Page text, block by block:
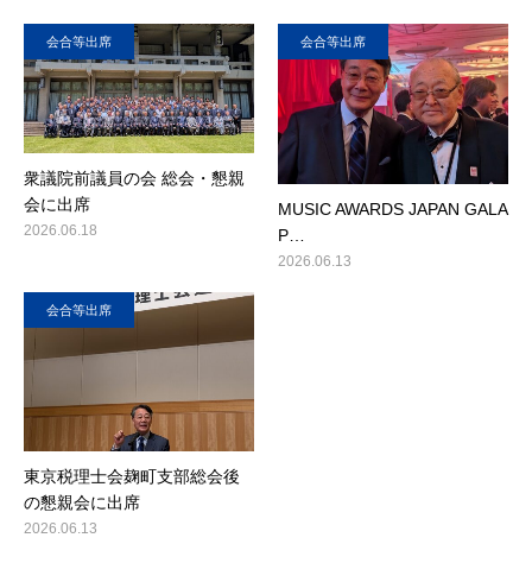
会合等出席
衆議院前議員の会 総会・懇親
会に出席
2026.06.18
会合等出席
MUSIC AWARDS JAPAN GALA
P…
2026.06.13
会合等出席
東京税理士会麹町支部総会後
の懇親会に出席
2026.06.13